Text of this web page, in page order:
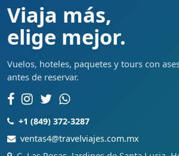
Viaja más,
elige mejor.
Vuelos, hoteles, paquetes y tours con
antes de reservar.
+1 (849) 372-3287
ventas4@travelviajes.com.mx